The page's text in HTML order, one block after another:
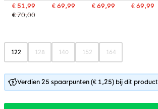
€ 51,99
€ 70,00
€ 69,99 € 69,99 € 69,99
122 128 140 152 164
Verdien 25 spaarpunten (€ 1,25) bij dit product